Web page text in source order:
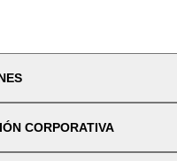
CORPORATIVA